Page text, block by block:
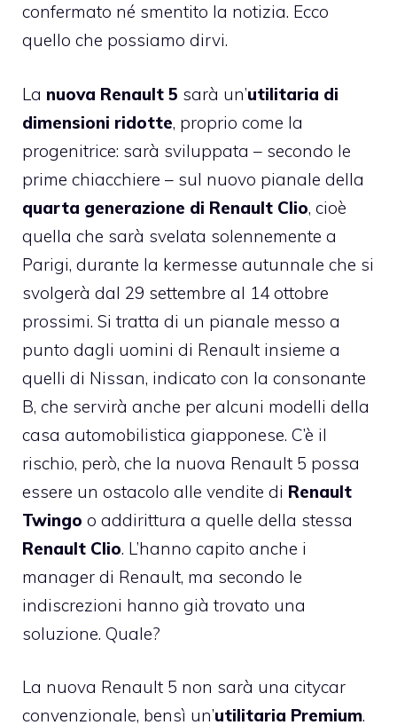
confermato né smentito la notizia. Ecco
quello che possiamo dirvi.
La nuova Renault 5 sarà un’utilitaria di
dimensioni ridotte, proprio come la
progenitrice: sarà sviluppata – secondo le
prime chiacchiere – sul nuovo pianale della
quarta generazione di Renault Clio, cioè
quella che sarà svelata solennemente a
Parigi, durante la kermesse autunnale che si
svolgerà dal 29 settembre al 14 ottobre
prossimi. Si tratta di un pianale messo a
punto dagli uomini di Renault insieme a
quelli di Nissan, indicato con la consonante
B, che servirà anche per alcuni modelli della
casa automobilistica giapponese. C’è il
rischio, però, che la nuova Renault 5 possa
essere un ostacolo alle vendite di Renault
Twingo o addirittura a quelle della stessa
Renault Clio. L’hanno capito anche i
manager di Renault, ma secondo le
indiscrezioni hanno già trovato una
soluzione. Quale?
La nuova Renault 5 non sarà una citycar
convenzionale, bensì un’utilitaria Premium.